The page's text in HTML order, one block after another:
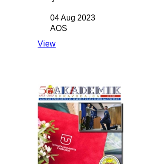
04 Aug 2023
AOS
View